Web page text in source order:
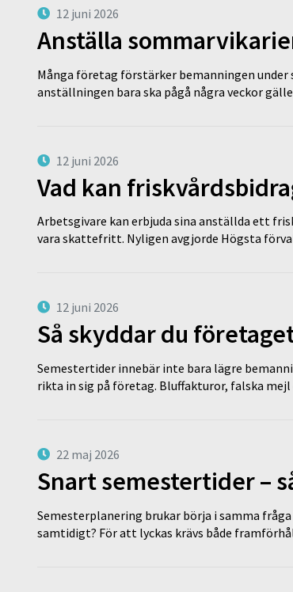
12 juni 2026
Anställa
Många företag förstärker bemanningen
anställningen bara ska pågå några veckor
12 juni 2026
Vad kan
Arbetsgivare kan erbjuda sina anställda ett
vara skattefritt. Nyligen avgjorde Högsta
12 juni 2026
Så skyddar du
Semestertider innebär inte bara lägre
rikta in sig på företag. Bluffakturor, falska
22 maj 2026
Snart semestertider –
Semesterplanering brukar börja i samma
samtidigt? För att lyckas krävs både